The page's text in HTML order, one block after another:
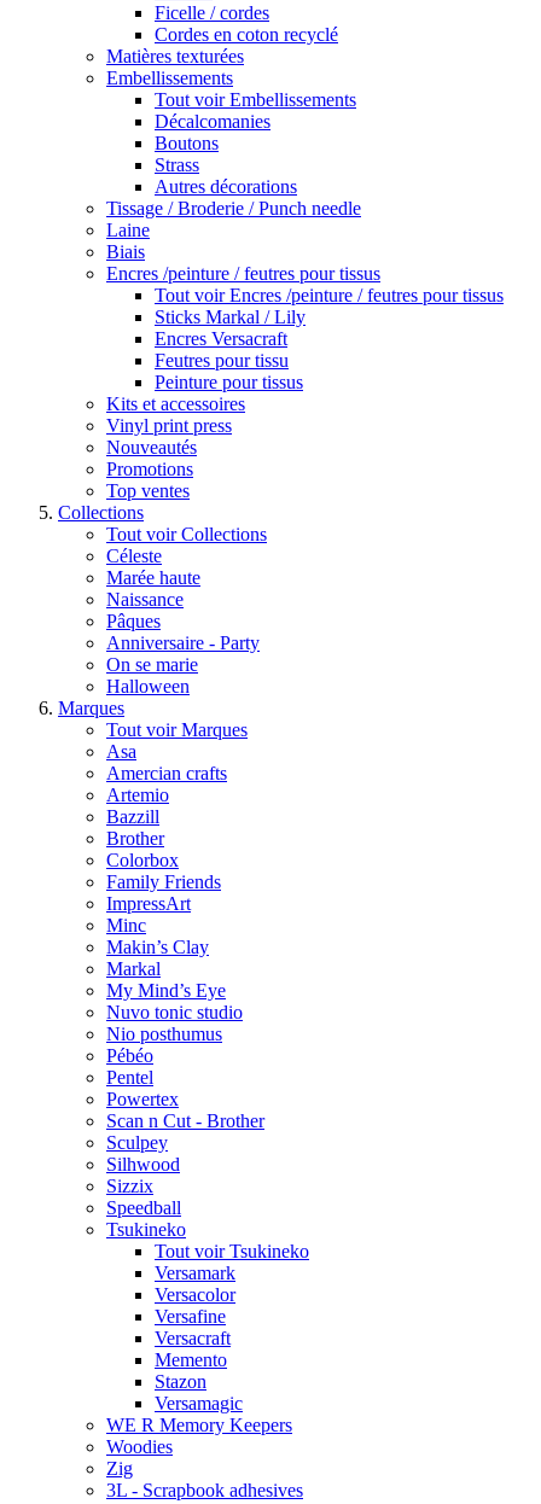
Ficelle / cordes
Cordes en coton recyclé
Matières texturées
Embellissements
Tout voir Embellissements
Décalcomanies
Boutons
Strass
Autres décorations
Tissage / Broderie / Punch needle
Laine
Biais
Encres /peinture / feutres pour tissus
Tout voir Encres /peinture / feutres pour tissus
Sticks Markal / Lily
Encres Versacraft
Feutres pour tissu
Peinture pour tissus
Kits et accessoires
Vinyl print press
Nouveautés
Promotions
Top ventes
Collections
Tout voir Collections
Céleste
Marée haute
Naissance
Pâques
Anniversaire - Party
On se marie
Halloween
Marques
Tout voir Marques
Asa
Amercian crafts
Artemio
Bazzill
Brother
Colorbox
Family Friends
ImpressArt
Minc
Makin’s Clay
Markal
My Mind’s Eye
Nuvo tonic studio
Nio posthumus
Pébéo
Pentel
Powertex
Scan n Cut - Brother
Sculpey
Silhwood
Sizzix
Speedball
Tsukineko
Tout voir Tsukineko
Versamark
Versacolor
Versafine
Versacraft
Memento
Stazon
Versamagic
WE R Memory Keepers
Woodies
Zig
3L - Scrapbook adhesives